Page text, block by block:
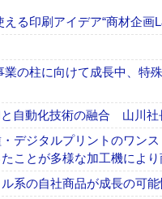
る印刷アイデア“商材企
の柱に向けて成長中、特
自動化技術の融合 山川社
デジタルプリントのワン
ことが多様な加工機によ
系の自社商品が成長の可